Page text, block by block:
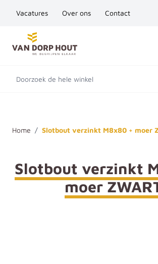
Vacatures Over ons Contact
Ga naar de inhoud
Doorzoek de hele winkel
Home / Slotbout verzinkt M8x80 + moer
Slotbout verzinkt
moer